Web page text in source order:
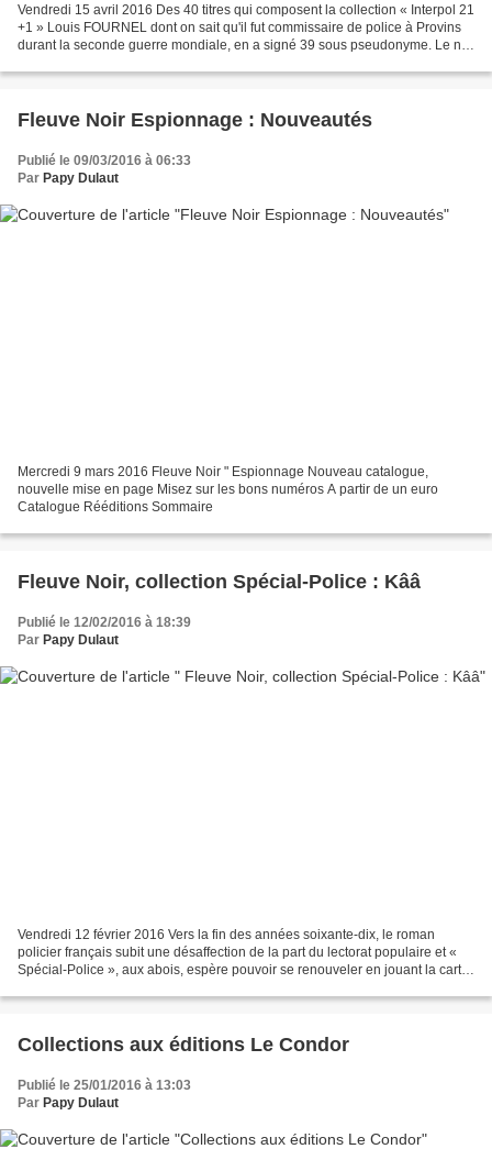
Vendredi 15 avril 2016 Des 40 titres qui composent la collection « Interpol 21
+1 » Louis FOURNEL dont on sait qu'il fut commissaire de police à Provins
durant la seconde guerre mondiale, en a signé 39 sous pseudonyme. Le n°6
Fleuve Noir Espionnage : Nouveautés
Publié le 09/03/2016 à 06:33
Par Papy Dulaut
Mercredi 9 mars 2016 Fleuve Noir " Espionnage Nouveau catalogue,
nouvelle mise en page Misez sur les bons numéros A partir de un euro
Catalogue Rééditions Sommaire
Fleuve Noir, collection Spécial-Police : Kââ
Publié le 12/02/2016 à 18:39
Par Papy Dulaut
Vendredi 12 février 2016 Vers la fin des années soixante-dix, le roman
policier français subit une désaffection de la part du lectorat populaire et «
Spécial-Police », aux abois, espère pouvoir se renouveler en jouant la carte
Collections aux éditions Le Condor
Publié le 25/01/2016 à 13:03
Par Papy Dulaut